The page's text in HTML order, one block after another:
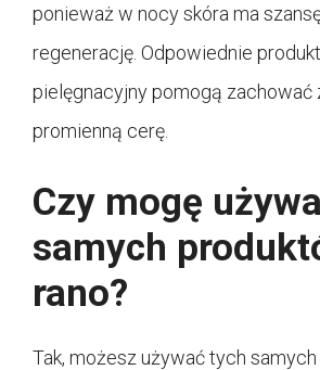
ponieważ w nocy skóra ma
regenerację. Odpowiednie
pielęgnacyjny pomogą zachować
promienną cerę.
Czy mogę
samych
rano?
Tak, możesz używać tych